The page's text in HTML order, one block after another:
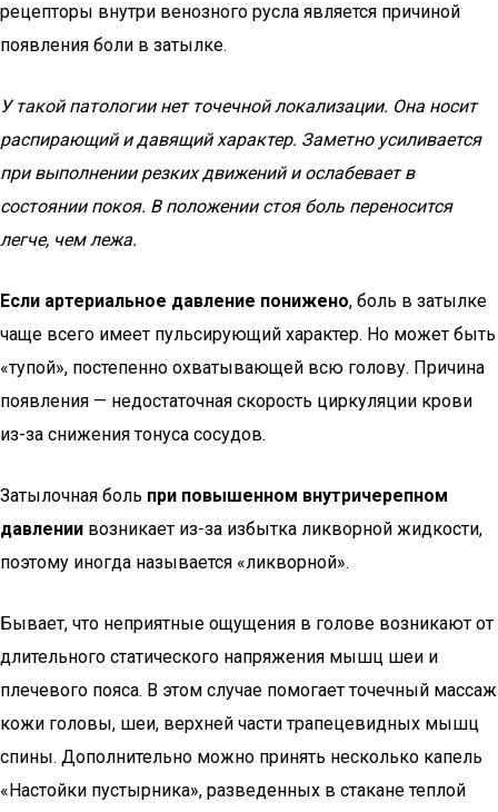
рецепторы внутри венозного русла является причиной
появления боли в затылке.
У такой патологии нет точечной локализации. Она носит
распирающий и давящий характер. Заметно усиливается
при выполнении резких движений и ослабевает в
состоянии покоя. В положении стоя боль переносится
легче, чем лежа.
Если артериальное давление понижено, боль в затылке
чаще всего имеет пульсирующий характер. Но может быть
«тупой», постепенно охватывающей всю голову. Причина
появления — недостаточная скорость циркуляции крови
из-за снижения тонуса сосудов.
Затылочная боль при повышенном внутричерепном
давлении возникает из-за избытка ликворной жидкости,
поэтому иногда называется «ликворной».
Бывает, что неприятные ощущения в голове возникают от
длительного статического напряжения мышц шеи и
плечевого пояса. В этом случае помогает точечный массаж
кожи головы, шеи, верхней части трапецевидных мышц
спины. Дополнительно можно принять несколько капель
«Настойки пустырника», разведенных в стакане теплой